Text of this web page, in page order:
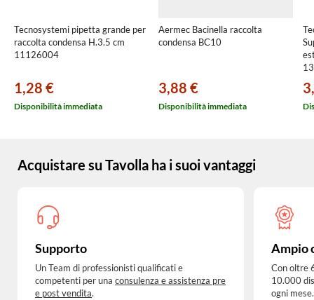
Tecnosystemi pipetta grande per
raccolta condensa H.3.5 cm
11126004
1,28 €
Disponibilità immediata
Aermec Bacinella raccolta
condensa BC10
3,88 €
Disponibilità immediata
Acquistare su Tavolla ha i suoi vantaggi
Supporto
Un Team di professionisti qualificati e
competenti per una consulenza e assistenza pre
e post vendita.
Ampio
Con oltre
10.000
ogni mese.